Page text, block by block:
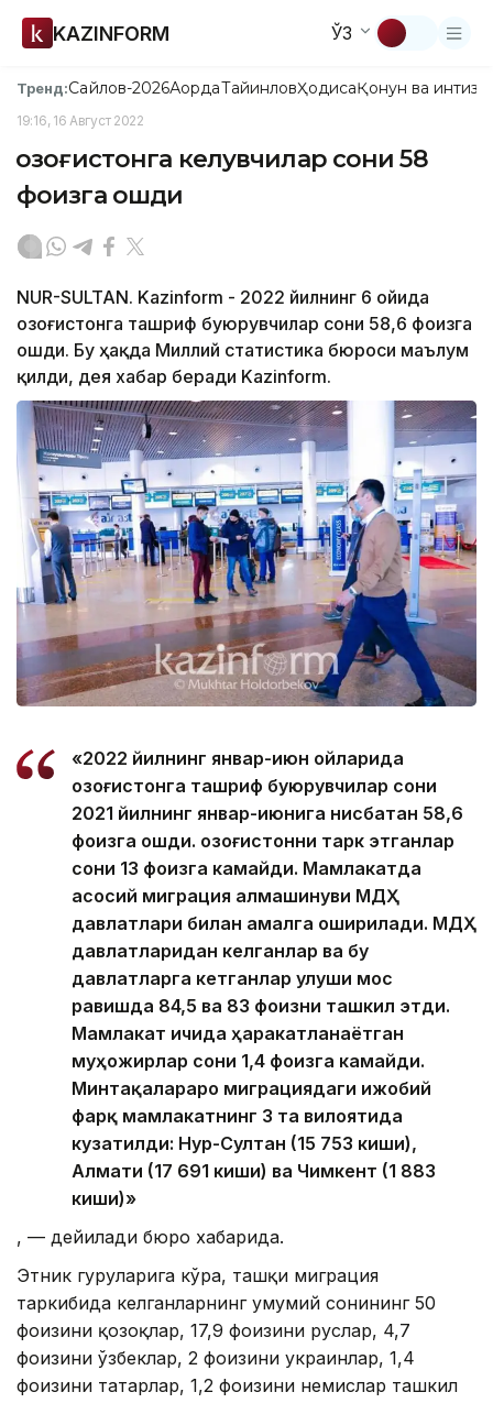
KAZINFORM ЎЗ
Тренд:Сайлов-2026АқордаТайинловҲодисаҚонун ва
19:16, 16 Август 2022
Қозоғистонга келувчилар сони 58
фоизга ошди
NUR-SULTAN. Kazinform - 2022 йилнинг 6 ойида
Қозоғистонга ташриф буюрувчилар сони 58,6 фоизга
ошди. Бу ҳақда Миллий статистика бюроси маълум
қилди, дея хабар беради Kazinform.
«2022 йилнинг январ-июн ойларида
Қозоғистонга ташриф буюрувчилар сони
2021 йилнинг январ-июнига нисбатан 58,6
фоизга ошди. Қозоғистонни тарк этганлар
сони 13 фоизга камайди. Мамлакатда
асосий миграция алмашинуви МДҲ
давлатлари билан амалга оширилади. МДҲ
давлатларидан келганлар ва бу
давлатларга кетганлар улуши мос
равишда 84,5 ва 83 фоизни ташкил этди.
Мамлакат ичида ҳаракатланаётган
муҳожирлар сони 1,4 фоизга камайди.
Минтақалараро миграциядаги ижобий
фарқ мамлакатнинг 3 та вилоятида
кузатилди: Нур-Султан (15 753 киши),
Алмати (17 691 киши) ва Чимкент (1 883
киши)»
, — дейилади бюро хабарида.
Этник гуруҳларига кўра, ташқи миграция
таркибида келганларнинг умумий сонининг 50
фоизини қозоқлар, 17,9 фоизини руслар, 4,7
фоизини ўзбеклар, 2 фоизини украинлар, 1,4
фоизини татарлар, 1,2 фоизини немислар ташкил